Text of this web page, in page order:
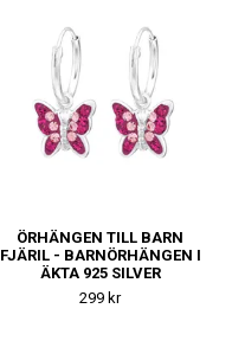
ÖRHÄNGEN TILL BARN
FJÄRIL - BARNÖRHÄNGEN I
ÄKTA 925 SILVER
299 kr